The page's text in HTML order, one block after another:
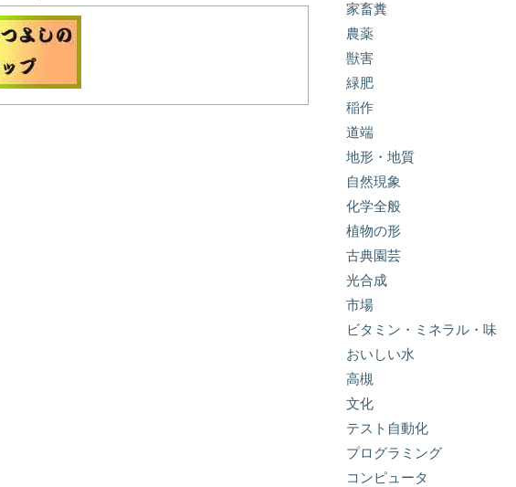
家畜糞
農薬
獣害
緑肥
稲作
道端
地形・地質
自然現象
化学全般
植物の形
古典園芸
光合成
市場
ビタミン・ミネラル・味
おいしい水
高槻
文化
テスト自動化
プログラミング
コンピュータ